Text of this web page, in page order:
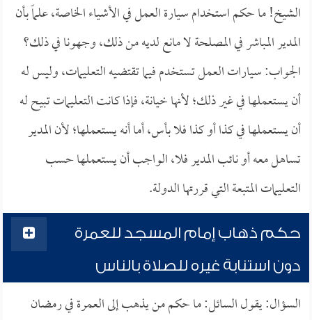
الشيخ! ما حكم استخدام سيارة العمل في الأشياء الخاصة، علماً بأن
المدير المباشر في المصلحة لا مانع لديه من ذلك، وجهونا في ذلك؟
الجواب: سيارات العمل تستخدم فيما تقتضيه التعليمات، وليس له
أن يستعملها في غير ذلك؛ لأنها خيانة، فإذا كانت التعليمات تبيح له
أن يستعملها في كذا أو كذا فلا بأس، أما أنه يستعملها؛ لأن المدير
تساهل معه أو نائب المدير فلا، الواجب أن يستعملها حسب
التعليمات المتبعة التي قررتها الدولة.
حكم ذهاب إمام المسجد للعمرة
دون استنابة غيره للصلاة بالناس
السؤال: يقول السائل: ما حكم من يذهب إلى العمرة في رمضان